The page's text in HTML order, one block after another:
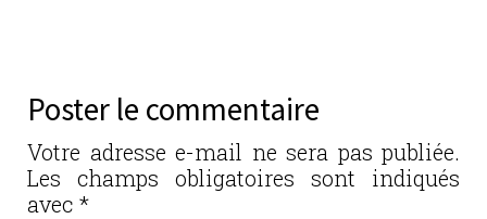
b
o
o
k
r
n
er
Poster le commentaire
Votre adresse e-mail ne sera pas publiée.
Les champs obligatoires sont indiqués
avec *